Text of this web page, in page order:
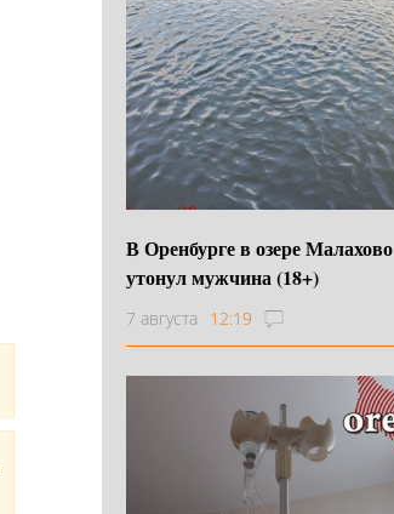
В Оренбурге в озере Малахово
утонул мужчина (18+)
7 августа 12:19